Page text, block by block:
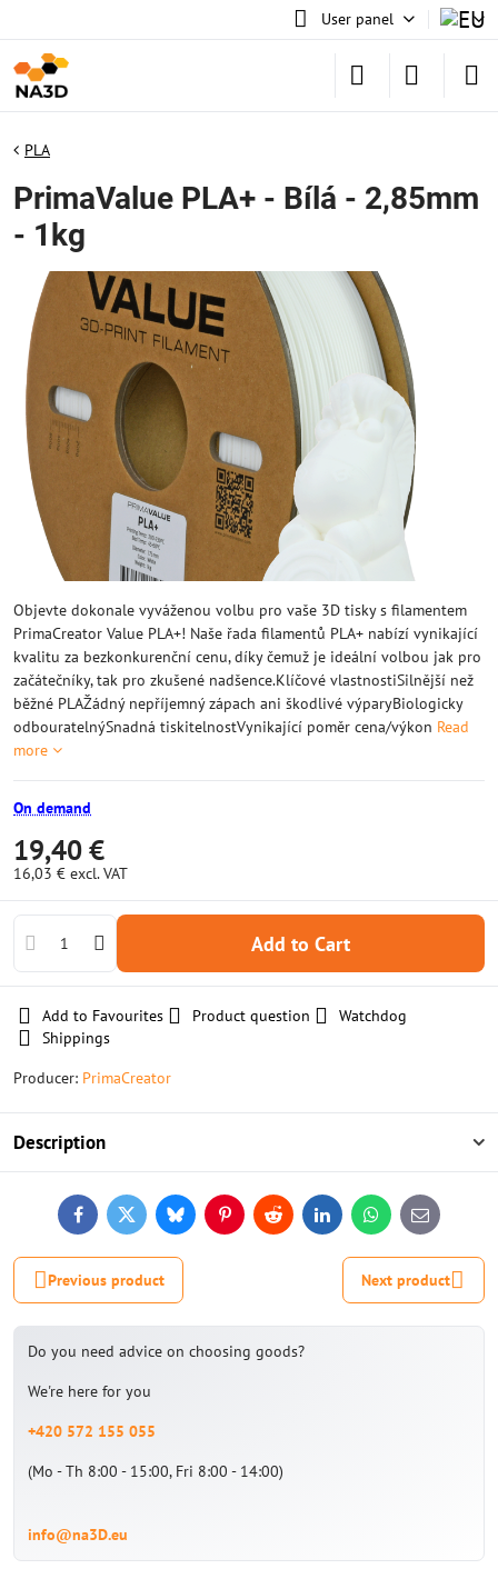
User panel
PLA
PrimaValue PLA+ - Bílá - 2,85mm
- 1kg
Objevte dokonale vyváženou volbu pro vaše 3D tisky s filamentem
PrimaCreator Value PLA+! Naše řada filamentů PLA+ nabízí vynikající
kvalitu za bezkonkurenční cenu, díky čemuž je ideální volbou jak pro
začátečníky, tak pro zkušené nadšence.Klíčové vlastnostiSilnější než
běžné PLAŽádný nepříjemný zápach ani škodlivé výparyBiologicky
odbouratelnýSnadná tiskitelnostVynikající poměr cena/výkon Read
more
On demand
19,40 €
16,03 € excl. VAT
Add to Cart
Add to Favourites Product question
Watchdog
Shippings
Producer: PrimaCreator
Description
FacebookTwitterBlueskyPinterestReddit LinkedInWhatsApp
E-
mail
Previous product Next product
Do you need advice on choosing goods?
We're here for you
+420 572 155 055
(Mo - Th 8:00 - 15:00, Fri 8:00 - 14:00)
info@na3D.eu